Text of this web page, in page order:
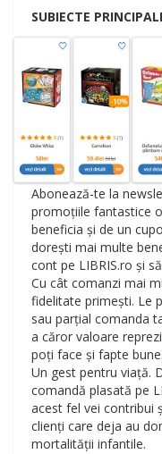
SUBIECTE
Abonează-te la
promoțiile fantastice
beneficia și de un
dorești mai multe
cont pe LIBRIS.ro și
Cu cât comanzi mai
fidelitate primești. Le
sau parțial comanda
a căror valoare
poți face și fapte
Un gest pentru viață.
comandă plasată pe
acest fel vei contribui
clienți care deja au
mortalității infantile.